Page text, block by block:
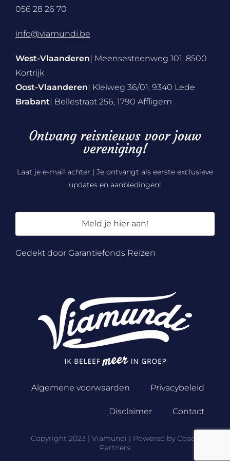
056 28 26 70
info@viamundi.be
West-Vlaanderen| Meensesteenweg 101, 8500
Kortrijk
Oost-Vlaanderen| Kleiweg 36/01, 9340 Lede
Brabant| Bellestraat 256, 1790 Affligem
Ontvang reisnieuws voor jouw
vereniging!
Laat je e-mail achter | Je ontvangt als eerste exclusieve
updates en aanbiedingen!
Meld je hier aan!
Gedekt door Garantiefonds Reizen
Algemene voorwaarden Privacybeleid
Disclaimer Contact
Copyright 2023 | Viamundi | Powered by Coach
Partners